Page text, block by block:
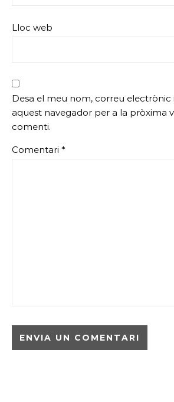
Lloc web
Desa el meu nom, correu electrònic
aquest navegador per a la pròxima
comenti.
Comentari *